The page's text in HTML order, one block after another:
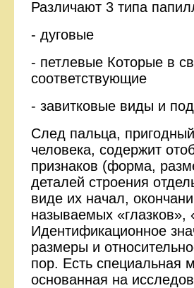
Различают 3 типа
- дуговые
- петлевые Которые в
соответствующие
- завитковые виды и
След пальца,
человека, содержит
признаков (форма,
деталей строения
виде их начал,
называемых «глазков»,
Идентификационное
размеры и
пор. Есть специальная
основанная на